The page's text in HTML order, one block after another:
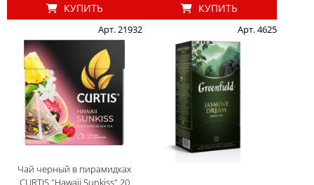
КУПИТЬ КУПИТЬ
Арт. 21932
Чай черный в пирамидках
CURTIS "Hawaii Sunkiss" 20
Арт. 4625